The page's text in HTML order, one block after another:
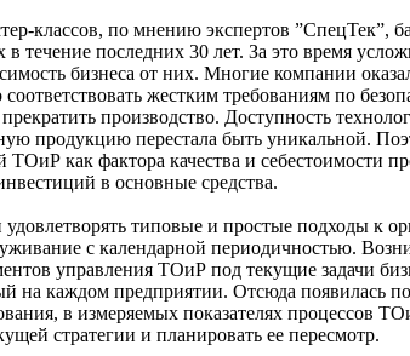
классов, по мнению экспертов ”СпецТек”,
течение последних 30 лет. За это время
бизнеса от них. Многие компании
жестким требованиям по
производство. Доступность
продукцию перестала быть уникальной.
как фактора качества и себестоимости
в основные средства.
типовые и простые подходы к
с календарной периодичностью.
управления ТОиР под текущие задачи
на каждом предприятии. Отсюда появилась
в измеряемых показателях процессов
стратегии и планировать ее пересмотр.